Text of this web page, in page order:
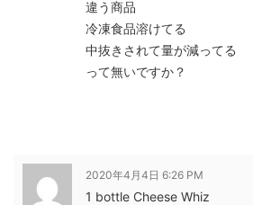
違う商品
冷凍食品溶けてる
中抜きされて量が減ってる
って無いですか？
2020年4月4日 6:26 PM
1 bottle Cheese Whiz